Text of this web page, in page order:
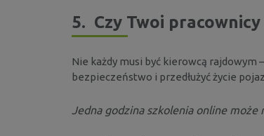
5. Czy Twoi
Nie każdy musi być kierowcą rajdowym
bezpieczeństwo i przedłużyć życie
Jedna godzina szkolenia online może